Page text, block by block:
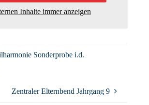
Inhalte immer anzeigen
Sonderprobe i.d.
Zentraler Elternbend Jahrgang 9